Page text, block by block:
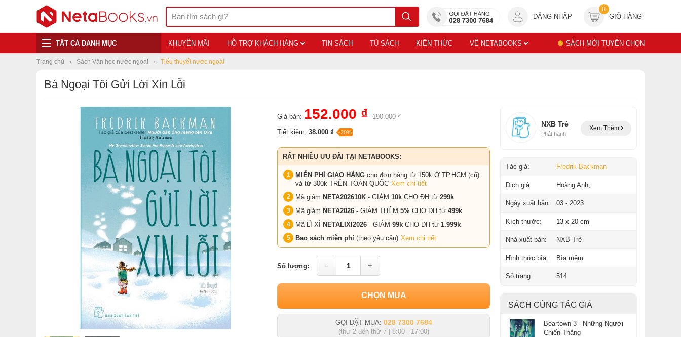
ĐĂNG NHẬP
0
GIỎ HÀNG
TẤT CẢ DANH MỤC KHUYẾN MÃI HỖ TRỢ KHÁCH HÀNG TIN SÁCH TỦ SÁCH KIẾN THỨC VỀ NETABOOKS SÁCH MỚI TUYỂN CHỌN
Trang chủ Sách Văn học nước ngoài Tiểu thuyết nước ngoài
Bà Ngoại Tôi Gửi Lời Xin Lỗi
Giá bán: 152.000 ₫
190.000 ₫
Tiết kiệm: 38.000 ₫ -20%
RẤT NHIỀU ƯU ĐÃI TẠI NETABOOKS:
MIỄN PHÍ GIAO HÀNG cho đơn hàng từ 150k Ở TP.HCM (cũ)
và từ 300k TRÊN TOÀN QUỐC Xem chi tiết
Mã giảm NETA202610K - GIẢM 10k CHO ĐH từ 299k
Mã giảm NETA2026 - GIẢM THÊM 5% CHO ĐH từ 499k
Mã LÌ XÌ
NETALIXI2026 - GIẢM 99k CHO ĐH từ 1.999k
Bao sách miễn phí (theo yêu cầu) Xem chi tiết
Số lượng: - +
CHỌN MUA
GỌI ĐẶT MUA: 028 7300 7684
(thứ 2 đến thứ 7 | 8:00 - 17:00)
NXB Trẻ
Phát hành
Xem Thêm
Tác giả: Fredrik Backman
Dịch giả: Hoàng Anh;
Ngày xuất bản: 03 - 2023
Kích thước: 13 x 20 cm
Nhà xuất bản: NXB Trẻ
Hình thức bìa: Bìa mềm
Số trang: 514
SÁCH CÙNG TÁC GIẢ
Beartown 3 - Những Người
Chiến Thắng